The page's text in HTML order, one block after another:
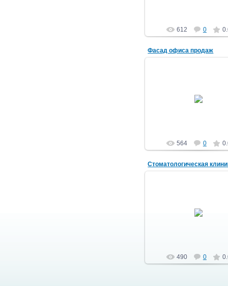
612 0
Фасад офиса продаж
564 0
Стоматологическая
490 0